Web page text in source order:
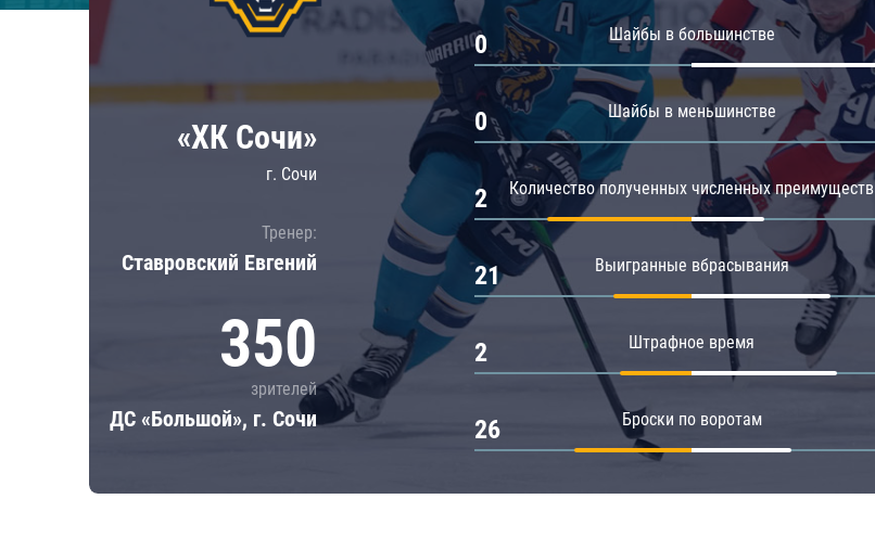
Локомотив
ЦСКА
Шанхайские Драконы
Амур
Барыс
Салават Юлаев
«ХК Сочи»
г. Сочи
Тренер:
Ставровский Евгений
350
зрителей
ДС «Большой», г. Сочи
Шайбы в большинстве
0
Шайбы в меньшинстве
0
Количество полученных численных преимуществ
2
Выигранные вбрасывания
21
Штрафное время
2
Броски по воротам
26